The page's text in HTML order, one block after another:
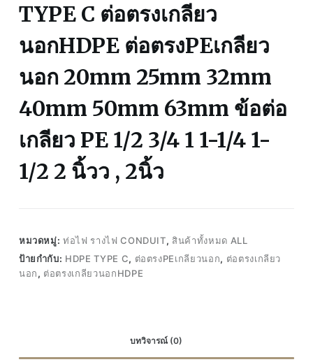
TYPE C ต่อตรงเกลียว
นอกHDPE ต่อตรงPEเกลียว
นอก 20mm 25mm 32mm
40mm 50mm 63mm ข้อต่อ
เกลียว PE 1/2 3/4 1 1-1/4 1-
1/2 2 นิ้วว , 2นิ้ว
หมวดหมู่:ท่อไฟ รางไฟ CONDUIT, สินค้าทั้งหมด ALL
ป้ายกำกับ: HDPE TYPE C, ต่อตรงPEเกลียวนอก, ต่อตรงเกลียว
นอก, ต่อตรงเกลียวนอกHDPE
บทวิจารณ์ (0)